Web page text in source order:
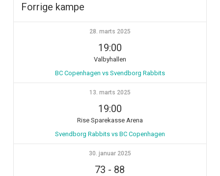
Forrige kampe
28. marts 2025
19:00
Valbyhallen
BC Copenhagen vs Svendborg Rabbits
13. marts 2025
19:00
Rise Sparekasse Arena
Svendborg Rabbits vs BC Copenhagen
30. januar 2025
73 - 88